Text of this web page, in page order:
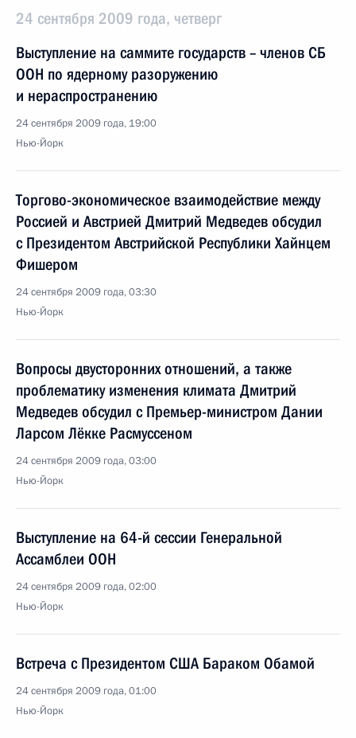
24 сентября 2009 года, четверг
Выступление на саммите государств – членов СБ
ООН по ядерному разоружению
и нераспространению
24 сентября 2009 года, 19:00
Нью-Йорк
Торгово-экономическое взаимодействие между
Россией и Австрией Дмитрий Медведев обсудил
с Президентом Австрийской Республики Хайнцем
Фишером
24 сентября 2009 года, 03:30
Нью-Йорк
Вопросы двусторонних отношений, а также
проблематику изменения климата Дмитрий
Медведев обсудил с Премьер-министром Дании
Ларсом Лёкке Расмуссеном
24 сентября 2009 года, 03:00
Нью-Йорк
Выступление на 64-й сессии Генеральной
Ассамблеи ООН
24 сентября 2009 года, 02:00
Нью-Йорк
Встреча с Президентом США Бараком Обамой
24 сентября 2009 года, 01:00
Нью-Йорк